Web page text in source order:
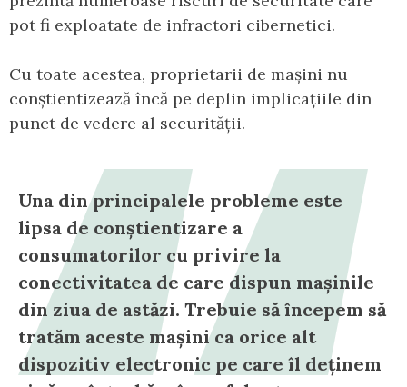
pot fi exploatate de infractori cibernetici.
Cu toate acestea, proprietarii de mașini nu
conștientizează încă pe deplin implicațiile din
punct de vedere al securității.
Una din principalele probleme este
lipsa de conștientizare a
consumatorilor cu privire la
conectivitatea de care dispun mașinile
din ziua de astăzi. Trebuie să începem să
tratăm aceste mașini ca orice alt
dispozitiv electronic pe care îl deținem